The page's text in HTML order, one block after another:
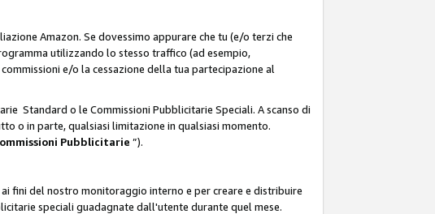
Amazon. Se dovessimo appurare che tu (e/o terzi che
utilizzando lo stesso traffico (ad esempio,
e/o la cessazione della tua partecipazione al
Standard o le Commissioni Pubblicitarie Speciali. A scanso di
o in parte, qualsiasi limitazione in qualsiasi momento.
Pubblicitarie ”).
fini del nostro monitoraggio interno e per creare e distribuire
speciali guadagnate dall'utente durante quel mese.